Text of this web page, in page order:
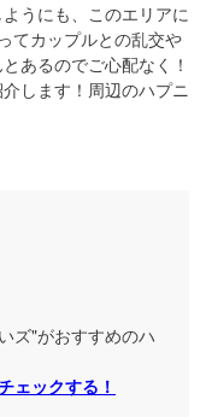
うにも、このエリアに
てカップルとの乱交や
あるのでご心配なく！
します！周辺のハプニ
ズ"がおすすめのハ
ェックする！